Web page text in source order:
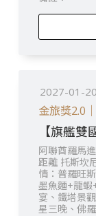
2027-01-
金旅獎2.0
【旗艦
阿聯酋羅馬
距離 托斯坎
情：普羅旺
墨魚麵+龍蝦
宴、鐵塔景
星三晚、佛